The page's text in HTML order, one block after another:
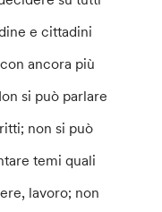
e cittadini
ancora più
si può parlare
non si può
temi quali
lavoro; non